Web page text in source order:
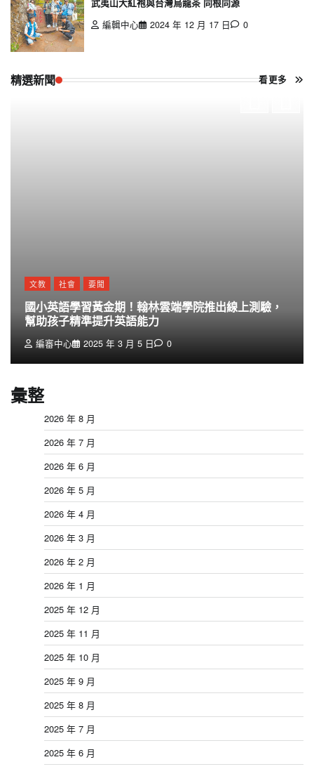
武夷山大紅袍與台灣烏龍茶 同根同源
編輯中心
2024 年 12 月 17 日 0
精選新聞 看更多
文教 社會 要聞
國小英語學習黃金期！翰林雲端學院推出線上測驗，
幫助孩子精準提升英語能力
編審中心 2025 年 3 月 5 日 0
彙整
2026 年 8 月
2026 年 7 月
2026 年 6 月
2026 年 5 月
2026 年 4 月
2026 年 3 月
2026 年 2 月
2026 年 1 月
2025 年 12 月
2025 年 11 月
2025 年 10 月
2025 年 9 月
2025 年 8 月
2025 年 7 月
2025 年 6 月